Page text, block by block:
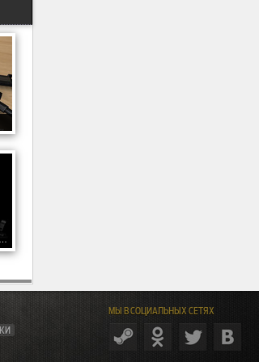
Twinkie!NC! AK 74 (LORDN00B Edits)
МЫ В СОЦИАЛЬНЫХ СЕТЯХ